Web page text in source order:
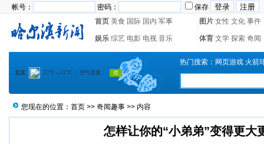
帐号： 密码：
保存
首页 美食 国际 国内 军事 图片 女性 文化 事件
娱乐 综艺 电影 电视 音乐 体育 文学 探索 奇闻
热门搜索： 网页游戏 火箭
您现在的位置： 首页 >> 奇闻趣事 >> 内容
怎样让你的“小弟弟”变得更大